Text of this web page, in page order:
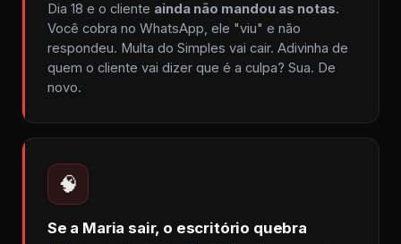
Dia 18 e o cliente ainda não mandou as notas.
Você cobra no WhatsApp, ele "viu" e não
respondeu. Multa do Simples vai cair. Adivinha de
quem o cliente vai dizer que é a culpa? Sua. De
novo.
🧠
Se a Maria sair, o escritório quebra